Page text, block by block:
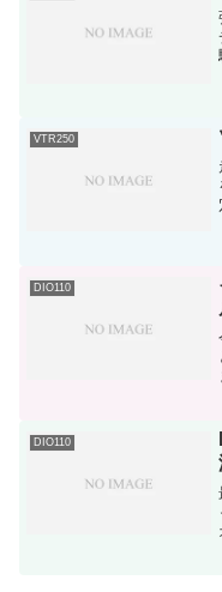
VTR250
DIO110
DIO110